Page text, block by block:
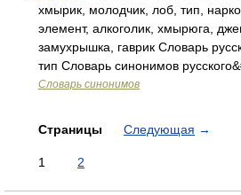
хмырик, молодчик, лоб, тип,
элемент, алкоголик, хмырюга,
замухрышка, гаврик Словарь
тип Словарь синонимов
Словарь синонимов
Страницы Следующая →
1 2